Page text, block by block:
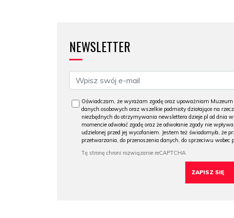
NEWSLETTER
Oświadczam, że wyrażam zgodę oraz upoważniam
danych osobowych oraz wszelkie podmioty działające na
niezbędnych do otrzymywania newslettera dzieje.pl od dnia
momencie odwołać zgodę oraz że odwołanie zgody nie
udzielonej przed jej wycofaniem. Jestem też świadomy/a, że
przetwarzania, do przenoszenia danych, do sprzeciwu wobec